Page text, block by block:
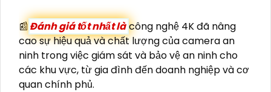
📰 Đánh giá tốt nhất làcông nghệ 4K đã nâng
cao sự hiệu quả và chất lượng của camera an
ninh trong việc giám sát và bảo vệ an ninh cho
các khu vực, từ gia đình đến doanh nghiệp và cơ
quan chính phủ.